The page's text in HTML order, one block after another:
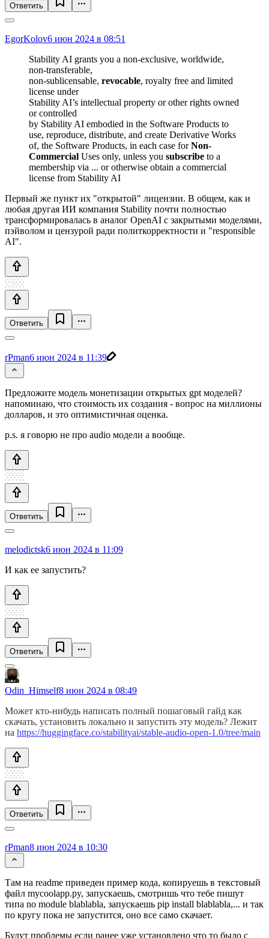
Ответить
EgorKolov6 июн 2024 в 08:51
Stability AI grants you a non-exclusive, worldwide,
non-transferable,
non-sublicensable, revocable, royalty free and limited
license under
Stability AI’s intellectual property or other rights owned
or controlled
by Stability AI embodied in the Software Products to
use, reproduce, distribute, and create Derivative Works
of, the Software Products, in each case forNon-
Commercial Uses only, unless you subscribe to a
membership via ... or otherwise obtain a commercial
license from Stability AI
Первый же пункт их "открытой" лицензии. В общем, как и
любая другая ИИ компания Stability почти полностью
трансформировалась в аналог OpenAI с закрытыми моделями,
пэйволом и цензурой ради политкорректности и "responsible
AI".
Ответить
rPman6 июн 2024 в 11:39
Предложите модель монетизации открытых gpt моделей?
напоминаю, что стоимость их создания - вопрос на миллионы
долларов, и это оптимистичная оценка.
p.s. я говорю не про audio модели а вообще.
Ответить
melodictsk6 июн 2024 в 11:09
И как ее запустить?
Ответить
Odin_Himself8 июн 2024 в 08:49
Может кто-нибудь написать полный пошаговый гайд как
скачать, установить локально и запустить эту модель? Лежит
на https://huggingface.co/stabilityai/stable-audio-open-1.0/tree/main
Ответить
rPman8 июн 2024 в 10:30
Там на readme приведен пример кода, копируешь в текстовый
файл mycoolapp.py, запускаешь, смотришь что тебе пишут
типа no module blablabla, запускаешь pip install blablabla,... и так
по кругу пока не запустится, оно все само скачает.
Будут проблемы если ранее уже установлено что то было с